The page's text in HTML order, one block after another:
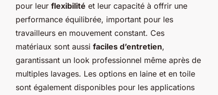
pour leur flexibilité et leur capacité à offrir une
performance équilibrée, important pour les
travailleurs en mouvement constant. Ces
matériaux sont aussi faciles d’entretien,
garantissant un look professionnel même après de
multiples lavages. Les options en laine et en toile
sont également disponibles pour les applications